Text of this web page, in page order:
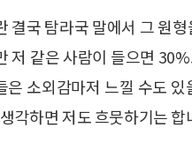
결국 탐라국 말에서 그 원
저 같은 사람이 들으면
은 소외감마저 느낄 수도
각하면 저도 흐뭇하기는 합